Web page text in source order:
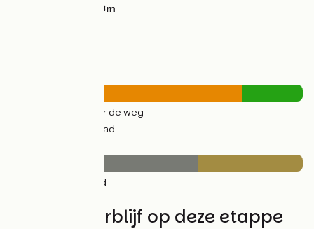
83m
(79%) Over de weg
(21%) Fietspad
(64%) Glad
Vind uw verblijf op deze etappe